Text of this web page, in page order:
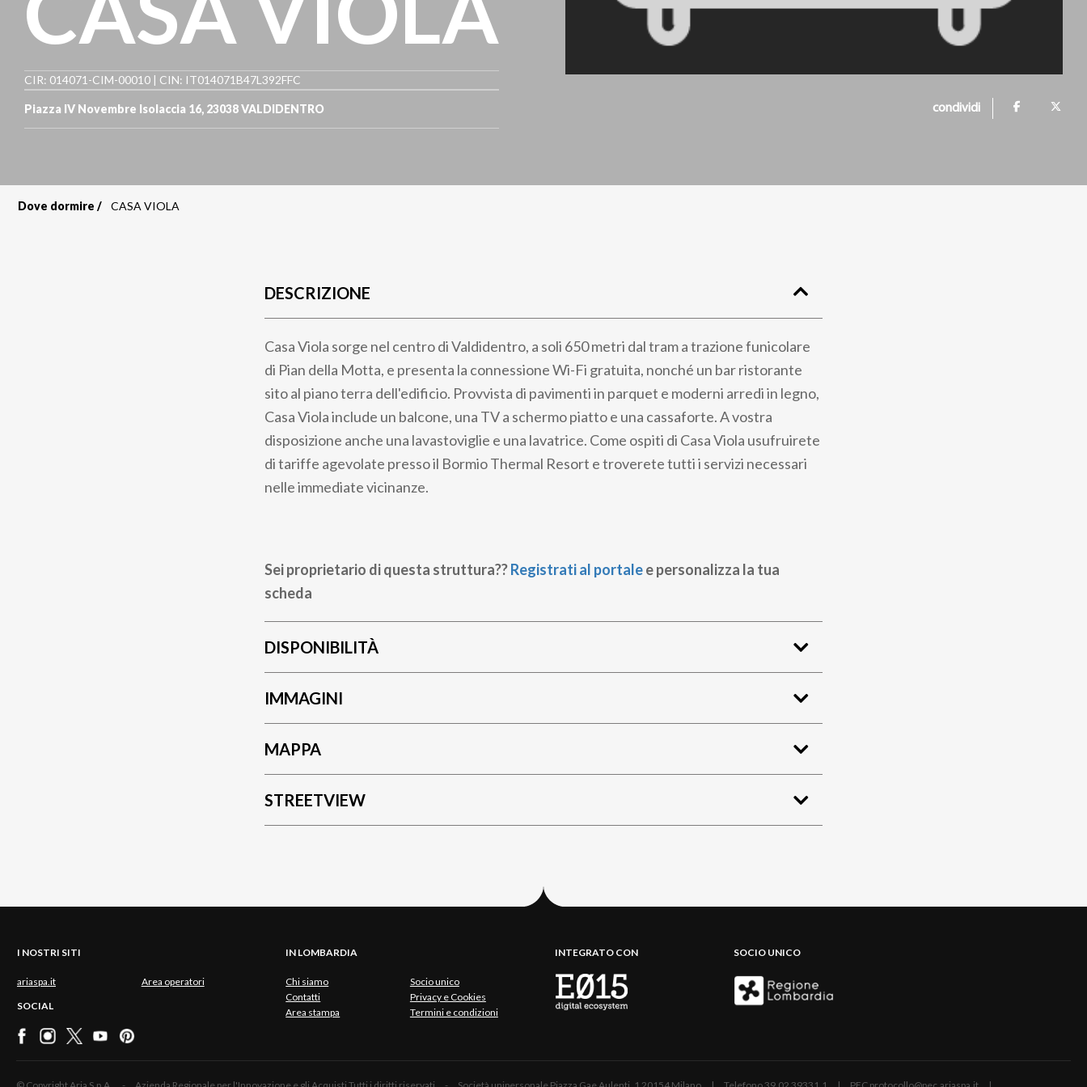
CIR: 014071-CIM-00010 | CIN: IT014071B47L392FFC
Piazza IV Novembre Isolaccia 16, 23038VALDIDENTRO condividi
Dove dormire CASA VIOLA
DESCRIZIONE
Casa Viola sorge nel centro di Valdidentro, a soli 650 metri dal tram a trazione funicolare
di Pian della Motta, e presenta la connessione Wi-Fi gratuita, nonché un bar ristorante
sito al piano terra dell'edificio. Provvista di pavimenti in parquet e moderni arredi in legno,
Casa Viola include un balcone, una TV a schermo piatto e una cassaforte. A vostra
disposizione anche una lavastoviglie e una lavatrice. Come ospiti di Casa Viola usufruirete
di tariffe agevolate presso il Bormio Thermal Resort e troverete tutti i servizi necessari
nelle immediate vicinanze.
Sei proprietario di questa struttura??Registrati al portalee personalizza la tua
scheda
DISPONIBILITÀ
IMMAGINI
MAPPA
STREETVIEW
I NOSTRI SITI
ariaspa.it Area operatori
SOCIAL
IN LOMBARDIA
Chi siamo
Socio unico
Contatti
Privacy e Cookies
Area stampa
Termini e condizioni
INTEGRATO CON SOCIO UNICO